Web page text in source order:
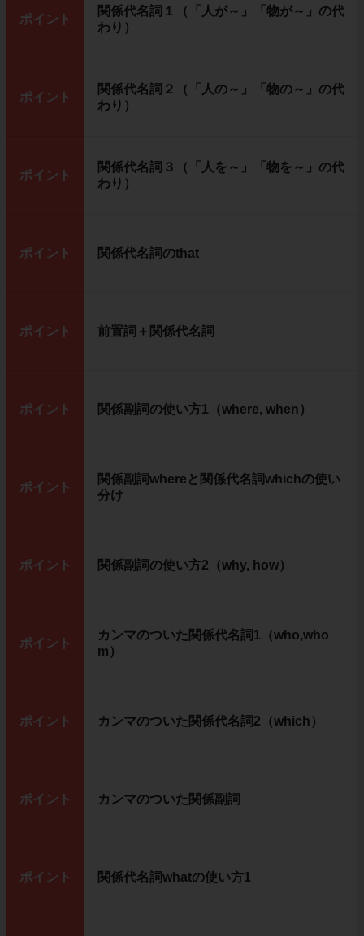
ポイント
関係代名詞１（「人が～」「物が～」の代
わり）
ポイント
関係代名詞２（「人の～」「物の～」の代
わり）
ポイント
関係代名詞３（「人を～」「物を～」の代
わり）
ポイント 関係代名詞のthat
ポイント 前置詞＋関係代名詞
ポイント 関係副詞の使い方1（where, when）
ポイント
関係副詞whereと関係代名詞whichの使い
分け
ポイント 関係副詞の使い方2（why, how）
ポイント
カンマのついた関係代名詞1（who,who
m）
ポイント カンマのついた関係代名詞2（which）
ポイント カンマのついた関係副詞
ポイント 関係代名詞whatの使い方1